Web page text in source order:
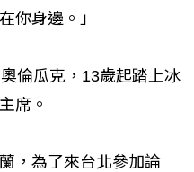
你身邊。」
倫瓜克，13歲起踏上冰
席。
，為了來台北參加論